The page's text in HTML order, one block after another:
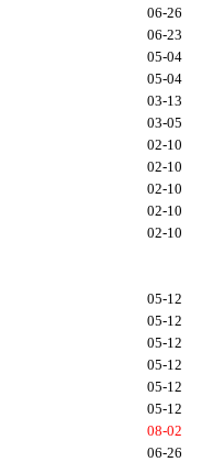
06-26
06-23
05-04
05-04
03-13
03-05
02-10
02-10
02-10
02-10
02-10
05-12
05-12
05-12
05-12
05-12
05-12
08-02
06-26